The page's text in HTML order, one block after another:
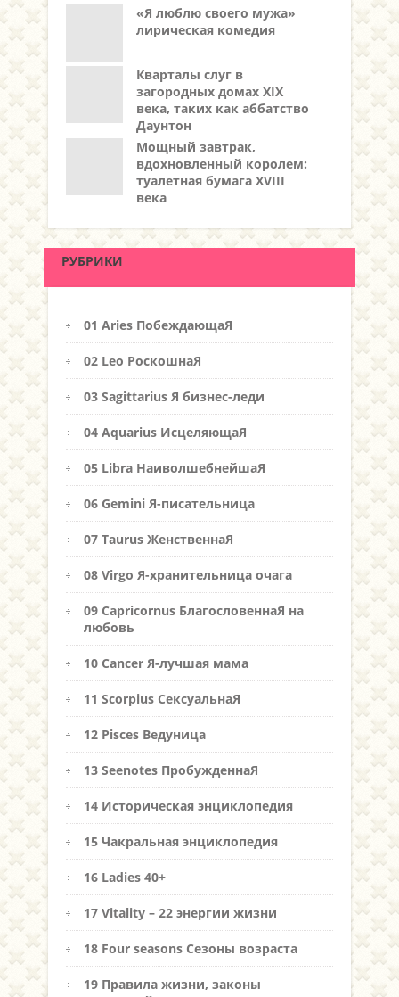
«Я люблю своего мужа»
лирическая комедия
Кварталы слуг в
загородных домах XIX
века, таких как аббатство
Даунтон
Мощный завтрак,
вдохновленный королем:
туалетная бумага XVIII
века
РУБРИКИ
01 Aries ПобеждающаЯ
02 Leo РоскошнаЯ
03 Sagittarius Я бизнес-леди
04 Aquarius ИсцеляющаЯ
05 Libra НаиволшебнейшаЯ
06 Gemini Я-писательница
07 Taurus ЖенственнаЯ
08 Virgo Я-хранительница очага
09 Capricornus БлагословеннаЯ на
любовь
10 Cancer Я-лучшая мама
11 Scorpius СексуальнаЯ
12 Pisces Ведуница
13 Seenotes ПробужденнаЯ
14 Историческая энциклопедия
15 Чакральная энциклопедия
16 Ladies 40+
17 Vitality – 22 энергии жизни
18 Four seasons Сезоны возраста
19 Правила жизни, законы